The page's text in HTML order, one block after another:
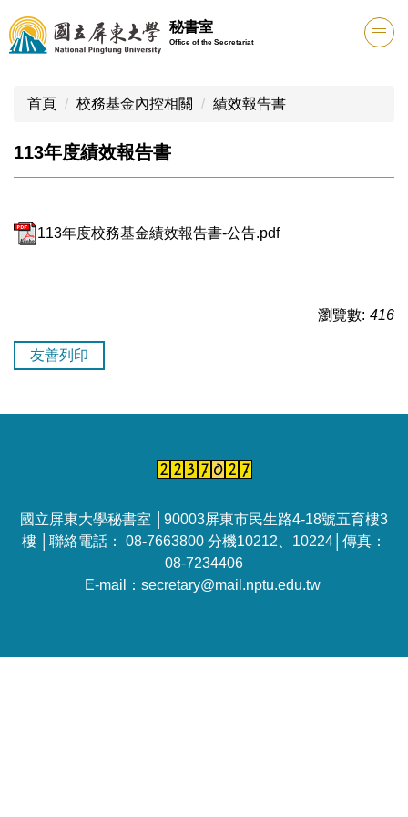
跳
到
主
區
秘書室
Office of the Secretariat
首頁 校務基金內控相關 績效報告書
113年度績效報告書
113年度校務基金績效報告書-公告.pdf
瀏覽數: 416
友善列印
國立屏東大學秘書室 │90003屏東市民生路4-18號五育樓3
樓 │聯絡電話： 08-7663800 分機10212、10224│傳真：
08-7234406
E-mail：secretary@mail.nptu.edu.tw